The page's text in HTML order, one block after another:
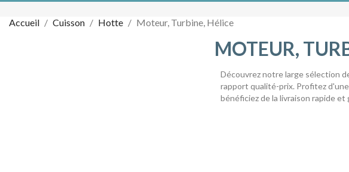
Accueil Cuisson Hotte Moteur, Turbine, Hélice
MOTEUR,
Découvrez notre large sélection
rapport qualité-prix. Profitez
bénéficiez de la livraison rapide et